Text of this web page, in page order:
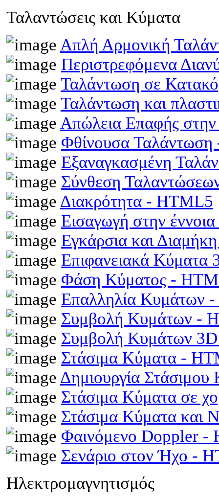
Ταλαντώσεις και Κύματα
Απλή Αρμονική
Περιστρεφόμενα
Ταλάντωση σε
Ταλάντωση και
Απώλεια Επαφής
Φθίνουσα
Εξαναγκασμένη
Σύνθεση
Διακρότητα - HTML5
Εισαγωγή στην
Εγκάρσια και
Επιφανειακά
Φάση Κύματος -
Επαλληλία Κυμάτων
Συμβολή Κυμάτων -
Συμβολή Κυμάτων
Στάσιμα Κύματα -
Δημιουργία
Στάσιμα Κύματα σε
Στάσιμα Κύματα και
Φαινόμενο Doppler -
Σενάριο στον Ήχο -
Ηλεκτρομαγνητισμός